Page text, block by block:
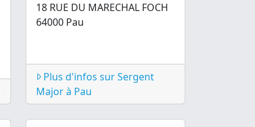
18 RUE DU MARECHAL FOCH
64000 Pau
Plus d'infos sur Sergent
Major à Pau